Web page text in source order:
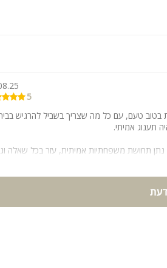
5
בטוב טעם, עם כל מה שצריך בשביל להרגיש
תענוג אמיתי.
נתן תחושת משפחתיות אמיתית, עזר בכל שאלה
מכל הלב לכל מי שמחפש מקום מפנק, נעים ומרגיע